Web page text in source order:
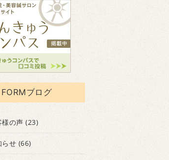
FORMブログ
様の声 (23)
らせ (66)